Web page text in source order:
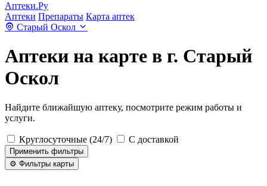
Аптеки.Ру
Аптеки Препараты Карта аптек
Старый Оскол
Аптеки на карте в г. Старый
Оскол
Найдите ближайшую аптеку, посмотрите режим работы и
услуги.
Круглосуточные (24/7) С доставкой
Применить фильтры
⚙️ Фильтры карты